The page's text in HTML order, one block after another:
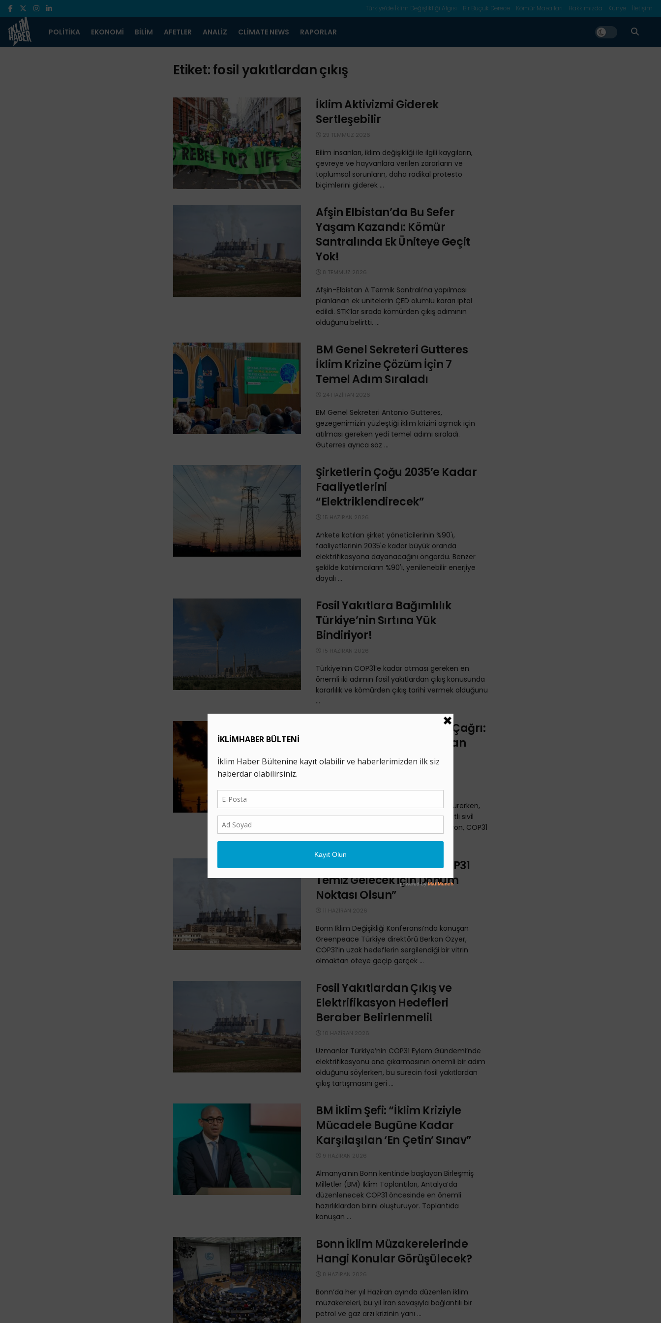
Türkiye’de İklim Değişlikliği Algısı Bir Buçuk Derece Kömür Masalları Hakkımızda Künye İletişim
POLITIKA EKONOMI BILIM AFETLER ANALIZ CLIMATE NEWS RAPORLAR
Etiket:fosil yakıtlardan çıkış
İklim Aktivizmi Giderek
Sertleşebilir
29 TEMMUZ 2026
Bilim insanları, iklim değişikliği ile ilgili kaygıların,
çevreye ve hayvanlara verilen zararların ve
toplumsal sorunların, daha radikal protesto
biçimlerini giderek ...
Afşin Elbistan’da Bu Sefer
Yaşam Kazandı: Kömür
Santralında Ek Üniteye Geçit
Yok!
8 TEMMUZ 2026
Afşin-Elbistan A Termik Santralı’na yapılması
planlanan ek ünitelerin ÇED olumlu kararı iptal
edildi. STK’lar sırada kömürden çıkış adımının
olduğunu belirtti. ...
BM Genel Sekreteri Gutteres
İklim Krizine Çözüm İçin 7
Temel Adım Sıraladı
24 HAZIRAN 2026
BM Genel Sekreteri Antonio Gutteres,
gezegenimizin yüzleştiği iklim krizini aşmak için
atılması gereken yedi temel adımı sıraladı.
Guterres ayrıca söz ...
Şirketlerin Çoğu 2035’e Kadar
Faaliyetlerini
“Elektriklendirecek”
15 HAZIRAN 2026
Ankete katılan şirket yöneticilerinin %90'ı,
faaliyetlerinin 2035'e kadar büyük oranda
elektrifikasyona dayanacağını öngördü. Benzer
şekilde katılımcıların %90'ı, yenilenebilir enerjiye
dayalı ...
Fosil Yakıtlara Bağımlılık
Türkiye’nin Sırtına Yük
Bindiriyor!
15 HAZIRAN 2026
Türkiye’nin COP31’e kadar atması gereken en
önemli iki adımın fosil yakıtlardan çıkış konusunda
kararlılık ve kömürden çıkış tarihi vermek olduğunu
...
Türkiye ve Avustralya’ya Çağrı:
“COP31’de Fosil Yakıtlardan
Çıkış için Cesur Adımlar
Bonn’da ara dönem iklim müzakereleri sürerken,
Türkiye ve Avustralya’yı temsil eden çeşitli sivil
toplum kuruluşlarından oluşan bir koalisyon, COP31
Greenpeace Türkiye: “COP31
Temiz Gelecek için Dönüm
Noktası Olsun”
11 HAZIRAN 2026
Bonn İklim Değişikliği Konferansı’nda konuşan
Greenpeace Türkiye direktörü Berkan Özyer,
COP31’in uzak hedeflerin sergilendiği bir vitrin
olmaktan öteye geçip gerçek ...
Fosil Yakıtlardan Çıkış ve
Elektrifikasyon Hedefleri
Beraber Belirlenmeli!
10 HAZIRAN 2026
Uzmanlar Türkiye’nin COP31 Eylem Gündemi’nde
elektrifikasyonu öne çıkarmasının önemli bir adım
olduğunu söylerken, bu sürecin fosil yakıtlardan
çıkış tartışmasını geri ...
BM İklim Şefi: “İklim Kriziyle
Mücadele Bugüne Kadar
Karşılaşılan ‘En Çetin’ Sınav”
9 HAZIRAN 2026
Almanya’nın Bonn kentinde başlayan Birleşmiş
Milletler (BM) İklim Toplantıları, Antalya’da
düzenlenecek COP31 öncesinde en önemli
hazırlıklardan birini oluşturuyor. Toplantıda
konuşan ...
Bonn İklim Müzakerelerinde
Hangi Konular Görüşülecek?
8 HAZIRAN 2026
Bonn’da her yıl Haziran ayında düzenlen iklim
müzakereleri, bu yıl İran savaşıyla bağlantılı bir
petrol ve gaz arzı krizinin yanı ...